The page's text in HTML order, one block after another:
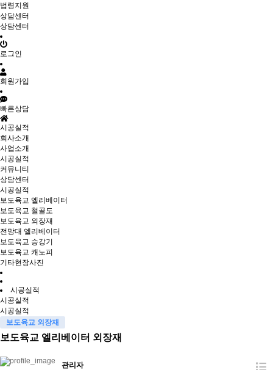
법령지원
상담센터
상담센터
로그인
회원가입
빠른상담
시공실적
회사소개
사업소개
시공실적
커뮤니티
상담센터
시공실적
보도육교 엘리베이터
보도육교 철골도
보도육교 외장재
전망대 엘리베이터
보도육교 승강기
보도육교 캐노피
기타현장사진
시공실적
시공실적
시공실적
보도육교 외장재
보도육교 엘리베이터 외장재
관리자